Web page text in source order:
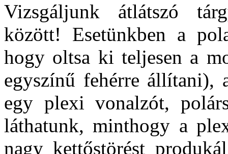
Vizsgáljunk átlátszó
között! Esetünkben a
hogy oltsa ki teljesen a
egyszínű fehérre állítani),
egy plexi vonalzót,
láthatunk, minthogy a
nagy kettőstörést